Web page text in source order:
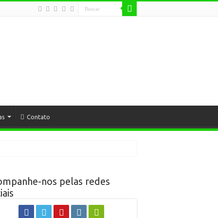
Contato
nos pelas redes